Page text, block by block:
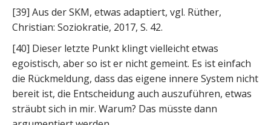
[39] Aus der SKM, etwas adaptiert, vgl. Rüther,
Christian: Soziokratie, 2017, S. 42.
[40] Dieser letzte Punkt klingt vielleicht etwas
egoistisch, aber so ist er nicht gemeint. Es ist einfach
die Rückmeldung, dass das eigene innere System nicht
bereit ist, die Entscheidung auch auszuführen, etwas
sträubt sich in mir. Warum? Das müsste dann